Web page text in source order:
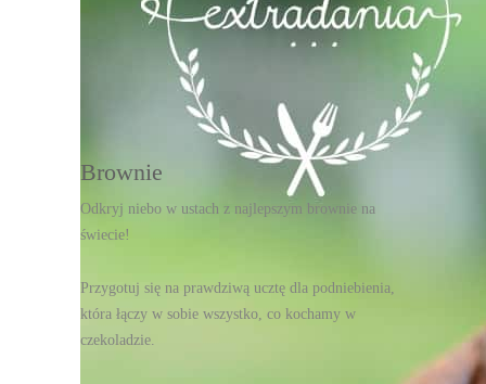
DRUKUJ
Brownie
Odkryj niebo w ustach z najlepszym brownie na
świecie!
Przygotuj się na prawdziwą ucztę dla podniebienia,
która łączy w sobie wszystko, co kochamy w
czekoladzie.